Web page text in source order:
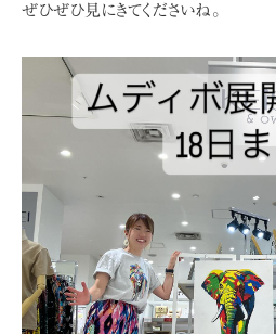
ぜひぜひ見にきてくださいね。